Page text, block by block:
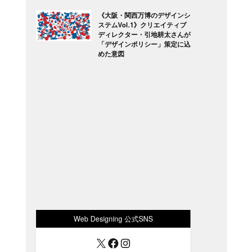
《大阪・関西万博のデザインシ
ステムVol.1》クリエイティブ
ディレクター・引地耕太さんが
「デザインポリシー」策定に込
めた意図
Web Designing 公式SNS
X Facebook
Instagram